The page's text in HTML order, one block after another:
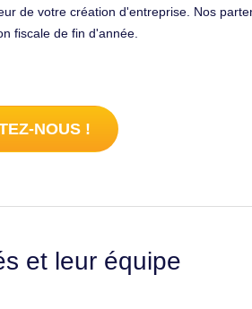
de votre création d'entreprise. Nos
fiscale de fin d'année.
NOUS !
et leur équipe